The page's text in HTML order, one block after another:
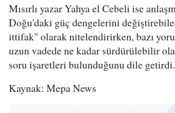
Mısırlı yazar Yahya el Cebeli ise
Doğu'daki güç dengelerini
ittifak" olarak nitelendirirken, bazı
uzun vadede ne kadar sürdürülebilir
soru işaretleri bulunduğunu dile getirdi.
Kaynak: Mepa News